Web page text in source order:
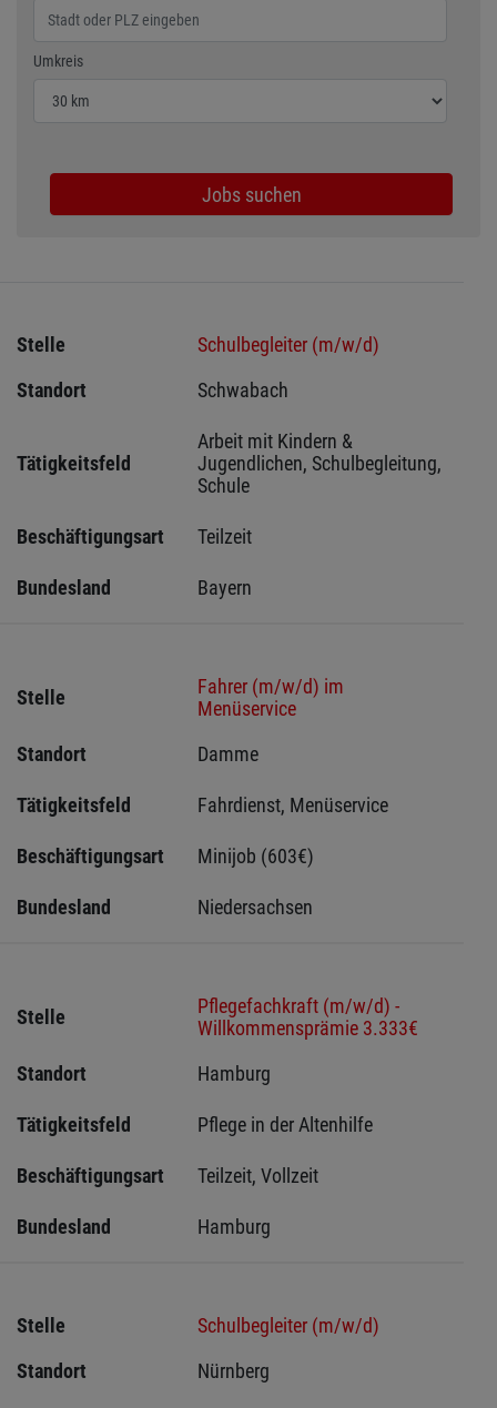
Umkreis
Wählen Sie den Umkreis für die Jobsuche
Jobs suchen
Stelle
Schulbegleiter (m/w/d)
Standort
Schwabach
Tätigkeitsfeld
Arbeit mit Kindern &
Jugendlichen, Schulbegleitung,
Schule
Beschäftigungsart Teilzeit
Bundesland Bayern
Stelle
Fahrer (m/w/d) im
Menüservice
Standort
Damme
Tätigkeitsfeld Fahrdienst, Menüservice
Beschäftigungsart Minijob (603€)
Bundesland Niedersachsen
Stelle
Pflegefachkraft (m/w/d) -
Willkommensprämie 3.333€
Standort
Hamburg
Tätigkeitsfeld Pflege in der Altenhilfe
Beschäftigungsart Teilzeit, Vollzeit
Bundesland Hamburg
Stelle
Schulbegleiter (m/w/d)
Standort
Nürnberg